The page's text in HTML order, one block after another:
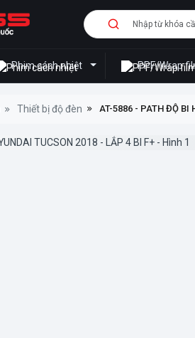
Phim cách nhiệt PPF/Wrap
Thiết bị độ đèn AT-5886 - PATH ĐỘ BI